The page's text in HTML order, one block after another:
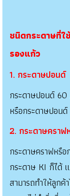
ชนิดกระดาษที่ใ
รองแก้ว
1. กระดาษปอนด์
กระดาษปอนด์
หรือกระดาษปอน
2. กระดาษคราฟ
กระดาษคราฟหรื
กระดาษ KI ก็ได้
สามารถทำให้ลูกค้